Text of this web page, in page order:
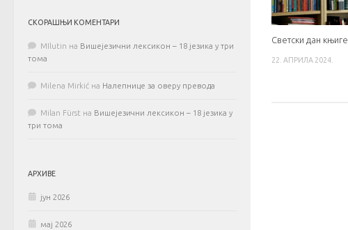
Светски дан књиге
22. АПРИЛА 2024.
СКОРАШЊИ КОМЕНТАРИ
MIlutin на Вишејезични лексикон – 18 језика у три
тома
Milena Mirkić на Налепнице за оверу превода
Milan Fürst на Вишејезични лексикон – 18 језика у
три тома
АРХИВЕ
јун 2026
мај 2026